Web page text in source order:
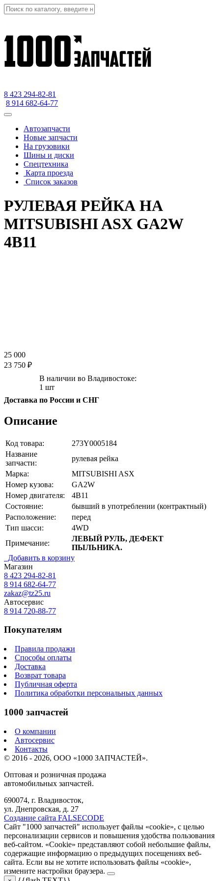
8 423 294-82-81
8 914 682-64-77
Автозапчасти
Новые запчасти
На грузовики
Шины и диски
Спецтехника
Карта проезда
Список заказов
РУЛЕВАЯ РЕЙКА НА
MITSUBISHI ASX GA2W
4B11
25 000
23 750 ₽
В наличии во Владивостоке:
1 шт
Доставка по России и СНГ
Описание
Код товара:
273Y0005184
Название
запчасти:
рулевая рейка
Марка:
MITSUBISHI ASX
Номер кузова:
GA2W
Номер двигателя:
4B11
Состояние:
бывший в употреблении (контрактный)
Расположение:
перед
Тип шасси:
4WD
Примечание:
ЛЕВЫЙ РУЛЬ, ДЕФЕКТ
ПЫЛЬНИКА.
Добавить в корзину
Магазин
8 423 294-82-81
8 914 682-64-77
zakaz@tz25.ru
Автосервис
8 914 720-88-77
Покупателям
Правила продажи
Способы оплаты
Доставка
Возврат товара
Публичная оферта
Политика обработки персональных данных
1000 запчастей
О компании
Автосервис
Контакты
© 2016 - 2026, ООО «1000 ЗАПЧАСТЕЙ».
Оптовая и розничная продажа
автомобильных запчастей.
690074, г. Владивосток,
ул. Днепровская, д. 27
Создание сайта FALSECODE
Сайт "1000 запчастей" использует файлы «cookie», с целью
персонализации сервисов и повышения удобства пользования
веб-сайтом. «Cookie» представляют собой небольшие файлы,
содержащие информацию о предыдущих посещениях веб-
сайта. Если вы не хотите использовать файлы «cookie»,
измените настройки браузера.